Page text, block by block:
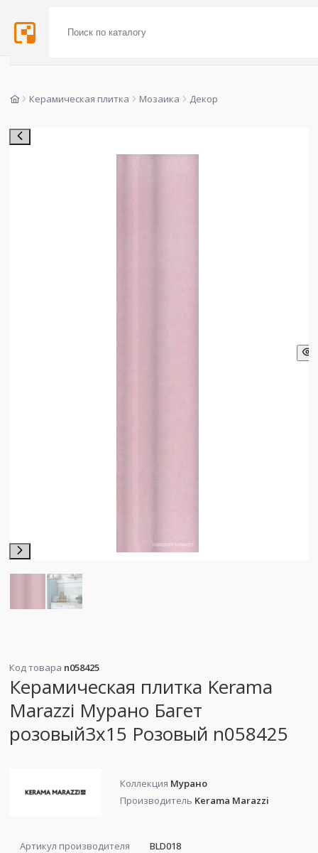
Керамическая плитка Мозаика Декор
Код товара n058425
Керамическая плитка Kerama
Marazzi Мурано Багет
розовый3x15 Розовый n058425
Коллекция Мурано
Производитель Kerama Marazzi
Артикул производителя
BLD018